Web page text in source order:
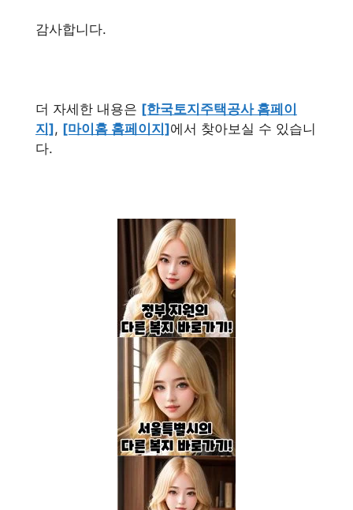
감사합니다.
더 자세한 내용은 [한국토지주택공사 홈페이
지], [마이홈 홈페이지]에서 찾아보실 수 있습니
다.